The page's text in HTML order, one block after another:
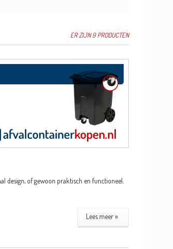
ER ZIJN 9 PRODUCTEN
design, of gewoon praktisch en functioneel.
Lees meer »